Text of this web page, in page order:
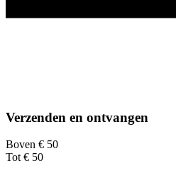
Verzenden en ontvangen
Boven € 50
Tot € 50